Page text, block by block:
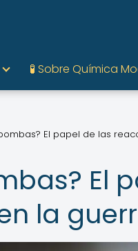
🧪 Sobre Química
El papel de las
El
la